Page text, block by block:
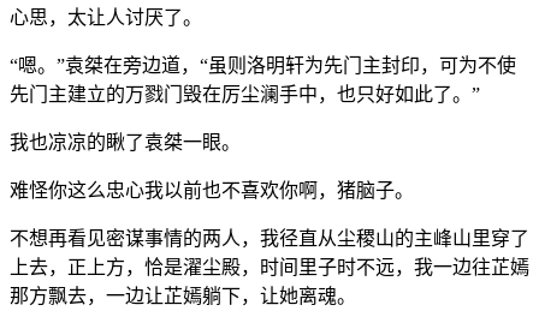
心思，太让人讨厌了。
“嗯。”袁桀在旁边道，“虽则洛明轩为先门主封印，可为不使
先门主建立的万戮门毁在厉尘澜手中，也只好如此了。”
我也凉凉的瞅了袁桀一眼。
难怪你这么忠心我以前也不喜欢你啊，猪脑子。
不想再看见密谋事情的两人，我径直从尘稷山的主峰山里穿了
上去，正上方，恰是濯尘殿，时间里子时不远，我一边往芷嫣
那方飘去，一边让芷嫣躺下，让她离魂。